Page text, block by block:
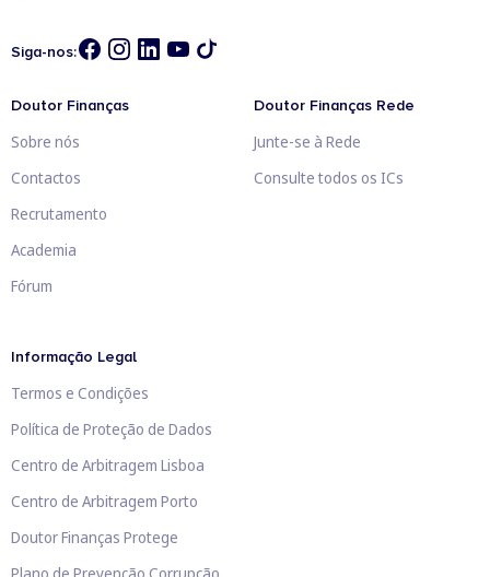
Siga-nos:
Doutor Finanças
Sobre nós
Contactos
Recrutamento
Academia
Fórum
Doutor Finanças Rede
Junte-se à Rede
Consulte todos os ICs
Informação Legal
Termos e Condições
Política de Proteção de Dados
Centro de Arbitragem Lisboa
Centro de Arbitragem Porto
Doutor Finanças Protege
Plano de Prevenção Corrupção